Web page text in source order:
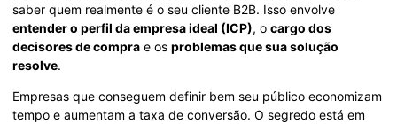
saber quem realmente é o seu cliente B2B. Isso envolve
entender o perfil da empresa ideal (ICP), o cargo dos
decisores de compra e os problemas que sua solução
resolve.
Empresas que conseguem definir bem seu público economizam
tempo e aumentam a taxa de conversão. O segredo está em